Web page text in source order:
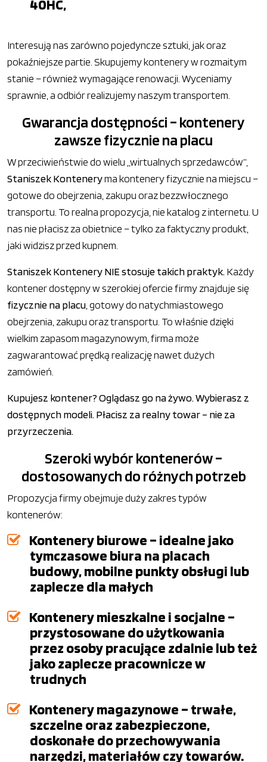
40HC,
Interesują nas zarówno pojedyncze sztuki, jak oraz
pokaźniejsze partie. Skupujemy kontenery w rozmaitym
stanie – również wymagające renowacji. Wyceniamy
sprawnie, a odbiór realizujemy naszym transportem.
Gwarancja dostępności – kontenery
zawsze fizycznie na placu
W przeciwieństwie do wielu „wirtualnych sprzedawców”,
Staniszek Konteneryma kontenery fizycznie na miejscu –
gotowe do obejrzenia, zakupu oraz bezzwłocznego
transportu. To realna propozycja, nie katalog z internetu. U
nas nie płacisz za obietnice – tylko za faktyczny produkt,
jaki widzisz przed kupnem.
Staniszek Kontenery NIE stosuje takich praktyk. Każdy
kontener dostępny w szerokiej ofercie firmy znajduje się
fizycznie na placu , gotowy do natychmiastowego
obejrzenia, zakupu oraz transportu. To właśnie dzięki
wielkim zapasom magazynowym, firma może
zagwarantować prędką realizację nawet dużych
zamówień.
Kupujesz kontener? Oglądasz go na żywo. Wybierasz z
dostępnych modeli. Płacisz za realny towar – nie za
przyrzeczenia.
Szeroki wybór kontenerów –
dostosowanych do różnych potrzeb
Propozycja firmy obejmuje duży zakres typów
kontenerów:
Kontenery biurowe – idealne jako
tymczasowe biura na placach
budowy, mobilne punkty obsługi lub
zaplecze dla małych
Kontenery mieszkalne i socjalne –
przystosowane do użytkowania
przez osoby pracujące zdalnie lub też
jako zaplecze pracownicze w
trudnych
Kontenery magazynowe – trwałe,
szczelne oraz zabezpieczone,
doskonałe do przechowywania
narzędzi, materiałów czy towarów.